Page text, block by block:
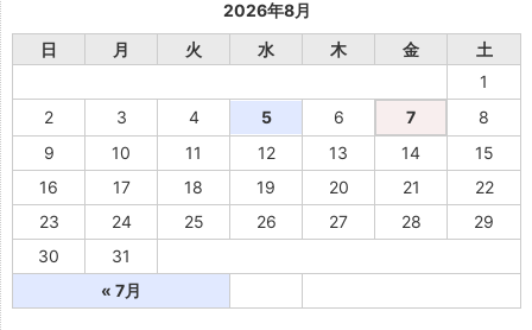
2026年8月
日
月 火 水 木 金 土
« 7月
1
2
3 4 5 6 7
8
9
10 11 12 13 14
15
16
17 18 19 20 21
22
23
24 25 26 27 28
29
30
31